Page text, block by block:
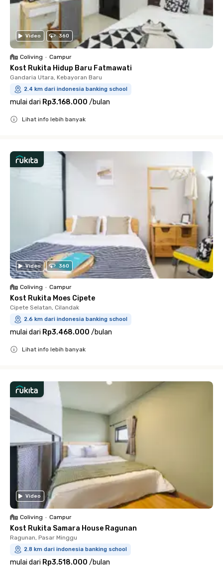
Video 360
Coliving • Campur
Kost Rukita Hidup Baru Fatmawati
Gandaria Utara, Kebayoran Baru
2.4 km dari indonesia banking school
mulai dari Rp3.168.000 /bulan
Lihat info lebih banyak
Video 360
Coliving • Campur
Kost Rukita Moes Cipete
Cipete Selatan, Cilandak
2.6 km dari indonesia banking school
mulai dari Rp3.468.000 /bulan
Lihat info lebih banyak
Video
Coliving • Campur
Kost Rukita Samara House Ragunan
Ragunan, Pasar Minggu
2.8 km dari indonesia banking school
mulai dari Rp3.518.000 /bulan